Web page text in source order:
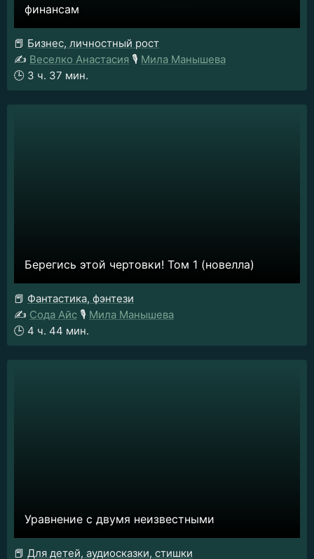
финансам
📕 Бизнес, личностный рост
✍️ Веселко Анастасия 🎙️ Мила Манышева
🕒 3 ч. 37 мин.
Берегись этой чертовки! Том 1 (новелла)
📕 Фантастика, фэнтези
✍️ Сода Айс 🎙️ Мила Манышева
🕒 4 ч. 44 мин.
Уравнение с двумя неизвестными
📕 Для детей, аудиосказки, стишки